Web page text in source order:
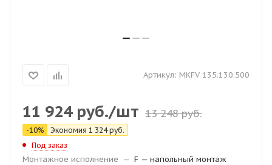
Артикул: MKFV 135.130.500
11 924руб./шт 13 248руб.
-10% Экономия 1 324руб.
Под заказ
Монтажное исполнение — F — напольный монтаж